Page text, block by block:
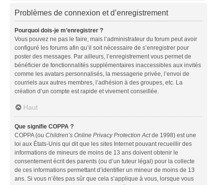
Problèmes de connexion et d’enregistrement
Pourquoi dois-je m’enregistrer ?
Vous pouvez ne pas le faire, mais l’administrateur du forum peut avoir
configuré les forums afin qu’il soit nécessaire de s’enregistrer pour
poster des messages. Par ailleurs, l’enregistrement vous permet de
bénéficier de fonctionnalités supplémentaires inaccessibles aux invités
comme les avatars personnalisés, la messagerie privée, l’envoi de
courriels aux autres membres, l’adhésion à des groupes, etc. La
création d’un compte est rapide et vivement conseillée.
Haut
Que signifie COPPA ?
COPPA (ou Children’s Online Privacy Protection Actde 1998) est une
loi aux États-Unis qui dit que les sites Internet pouvant recueillir des
informations de mineurs de moins de 13 ans doivent obtenir le
consentement écrit des parents (ou d’un tuteur légal) pour la collecte
de ces informations permettant d’identifier un mineur de moins de 13
ans. Si vous n’êtes pas sûr que cela s’applique à vous, lorsque vous